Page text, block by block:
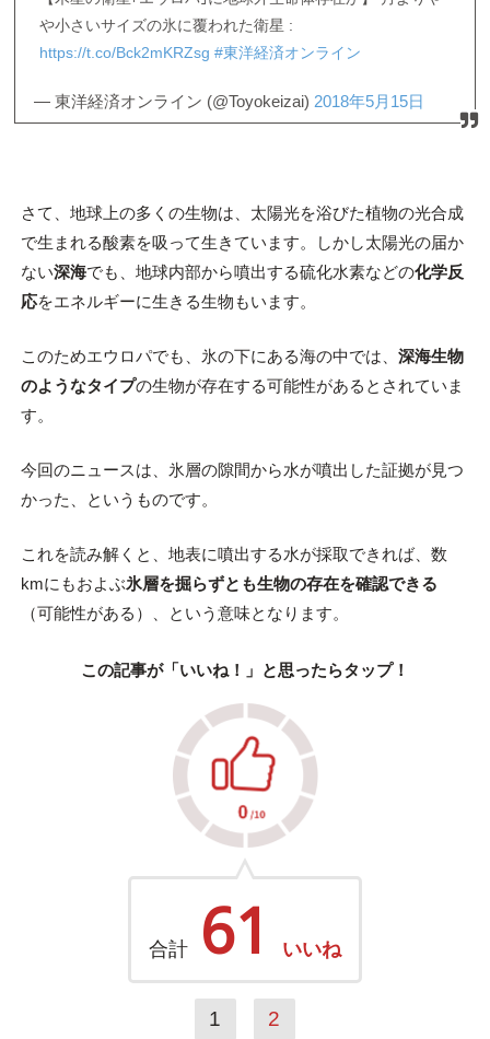
や小さいサイズの氷に覆われた衛星 :
https://t.co/Bck2mKRZsg #東洋経済オンライン
— 東洋経済オンライン (@Toyokeizai) 2018年5月15日
さて、地球上の多くの生物は、太陽光を浴びた植物の光合成
で生まれる酸素を吸って生きています。しかし太陽光の届か
ない深海でも、地球内部から噴出する硫化水素などの化学反
応をエネルギーに生きる生物もいます。
このためエウロパでも、氷の下にある海の中では、 深海生物
のようなタイプの生物が存在する可能性があるとされていま
す。
今回のニュースは、氷層の隙間から水が噴出した証拠が見つ
かった、というものです。
これを読み解くと、地表に噴出する水が採取できれば、数
kmにもおよぶ氷層を掘らずとも生物の存在を確認できる
（可能性がある）、という意味となります。
この記事が「いいね！」と思ったらタップ！
合計 61 いいね
1 2